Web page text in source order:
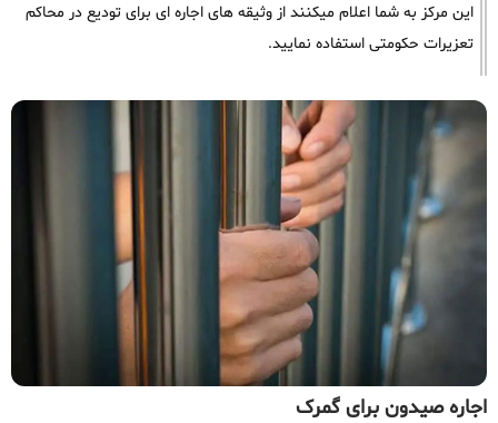
این مرکز به شما اعلام میکنند از وثیقه های اجاره ای برای تودیع در محاکم
تعزیرات حکومتی استفاده نمایید.
اجاره صیدون برای گمرک